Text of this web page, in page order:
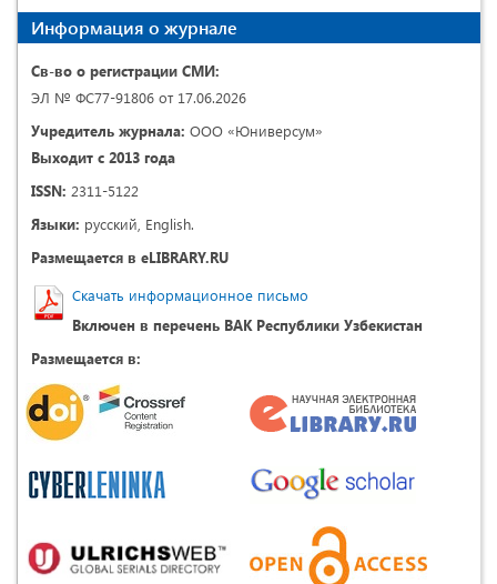
Информация о журнале
Св-во о регистрации СМИ:
ЭЛ № ФС77-91806 от 17.06.2026
Учредитель журнала: ООО «Юниверсум»
Выходит с 2013 года
ISSN: 2311-5122
Языки: русский, English.
Размещается в eLIBRARY.RU
Скачать информационное письмо
Включен в перечень ВАК Республики Узбекистан
Размещается в: